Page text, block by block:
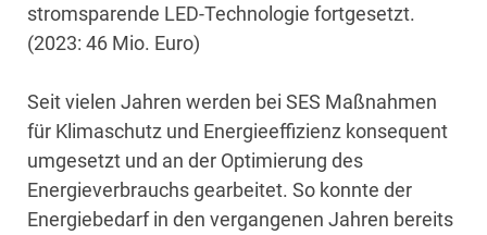
stromsparende LED-Technologie fortgesetzt.
(2023: 46 Mio. Euro)
Seit vielen Jahren werden bei SES Maßnahmen
für Klimaschutz und Energieeffizienz konsequent
umgesetzt und an der Optimierung des
Energieverbrauchs gearbeitet. So konnte der
Energiebedarf in den vergangenen Jahren bereits